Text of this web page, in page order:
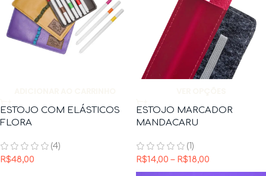
ESTOJO COM ELÁSTICOS
FLORA
(4)
R$48,00
ESTOJO MARCADOR
MANDACARU
(1)
R$14,00 – R$18,00